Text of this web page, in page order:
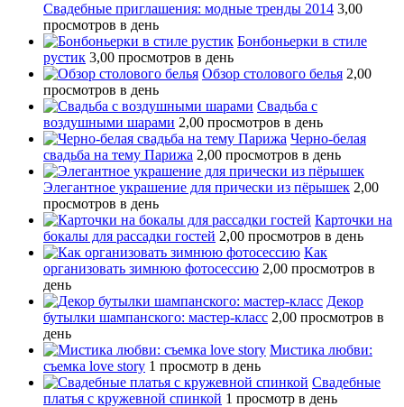
Свадебные приглашения: модные тренды 2014 3,00
просмотров в день
Бонбоньерки в стиле
рустик 3,00 просмотров в день
Обзор столового белья 2,00
просмотров в день
Свадьба с
воздушными шарами 2,00 просмотров в день
Черно-белая
свадьба на тему Парижа 2,00 просмотров в день
Элегантное украшение для прически из пёрышек 2,00
просмотров в день
Карточки на
бокалы для рассадки гостей 2,00 просмотров в день
Как
организовать зимнюю фотосессию 2,00 просмотров в
день
Декор
бутылки шампанского: мастер-класс 2,00 просмотров в
день
Мистика любви:
съемка love story 1 просмотр в день
Свадебные
платья с кружевной спинкой 1 просмотр в день